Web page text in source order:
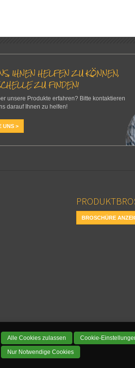
IHNEN HELFEN ZU KÖNNEN,
ZU FINDEN!
unsere Produkte erfahren? Bitte kontaktieren
darauf Ihnen zu helfen!
UNS >
BROSCHÜRE
Alle Cookies zulassen Cookie-
Nur Notwendige Cookies